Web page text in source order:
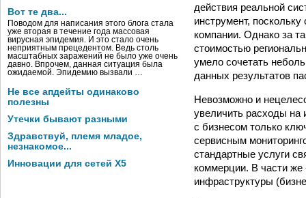
Вот те два...
Поводом для написания этого блога стала
уже вторая в течение года массовая
вирусная эпидемия. И это стало очень
неприятным прецедентом. Ведь столь
масштабных заражений не было уже очень
давно. Впрочем, данная ситуация была
ожидаемой. Эпидемию вызвали …
Не все апдейты одинаково
полезны
Утечки бывают разными
Здравствуй, племя младое,
незнакомое...
Инновации для сетей X5
действия реальной
инструмент,
компании. Однако за
стоимостью
умело сочетать
данных результатов
Невозможно и
увеличить расходы на
с бизнесом только
сервисным
стандартные услуги
коммерции. В части же
инфраструктуры